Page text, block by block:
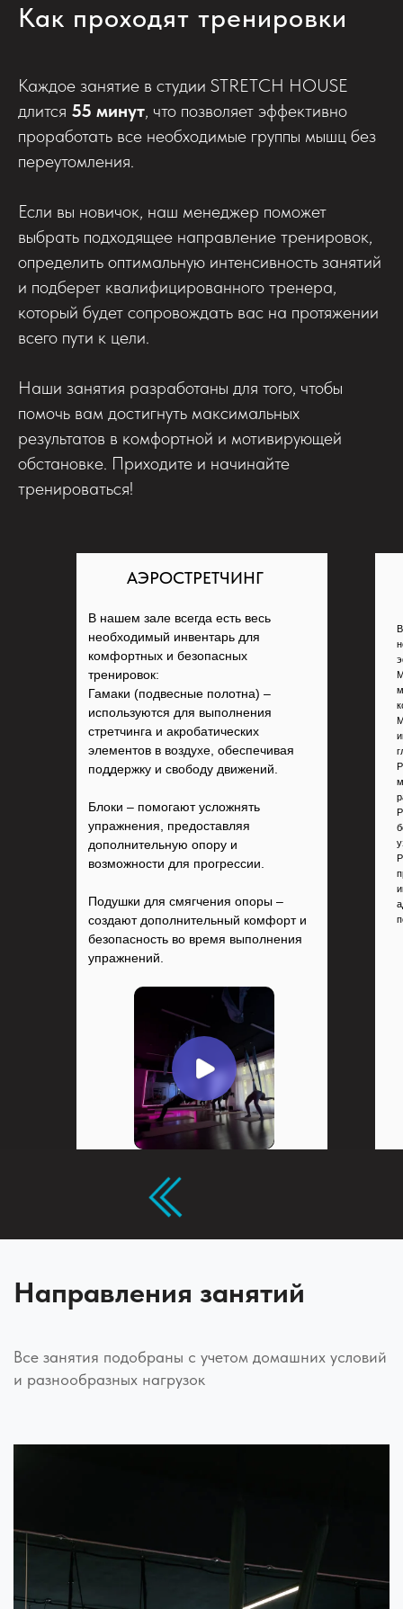
Как проходят тренировки
Каждое занятие в студии STRETCH HOUSE
длится 55 минут, что позволяет эффективно
проработать все необходимые группы мышц без
переутомления.
Если вы новичок, наш менеджер поможет
выбрать подходящее направление тренировок,
определить оптимальную интенсивность занятий
и подберет квалифицированного тренера,
который будет сопровождать вас на протяжении
всего пути к цели.
Наши занятия разработаны для того, чтобы
помочь вам достигнуть максимальных
результатов в комфортной и мотивирующей
обстановке. Приходите и начинайте
тренироваться!
АЭРОСТРЕТЧИНГ
В нашем зале всегда есть весь
необходимый инвентарь для
комфортных и безопасных
тренировок:
Гамаки (подвесные полотна) –
используются для выполнения
стретчинга и акробатических
элементов в воздухе, обеспечивая
поддержку и свободу движений.
Блоки – помогают усложнять
упражнения, предоставляя
дополнительную опору и
возможности для прогрессии.
Подушки для смягчения опоры –
создают дополнительный комфорт и
безопасность во время выполнения
упражнений.
Направления занятий
Все занятия подобраны с учетом домашних условий
и разнообразных нагрузок